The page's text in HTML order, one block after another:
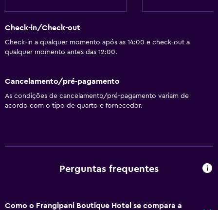
Casa de banho
Secador de cabelo
Cofre
Check-in/Check-out
Check-in a qualquer momento após as 14:00 e check-out a
qualquer momento antes das 12:00.
Cancelamento/pré-pagamento
As condições de cancelamento/pré-pagamento variam de
acordo com o tipo de quarto e fornecedor.
Perguntas frequentes
Como o Frangipani Boutique Hotel se compara a